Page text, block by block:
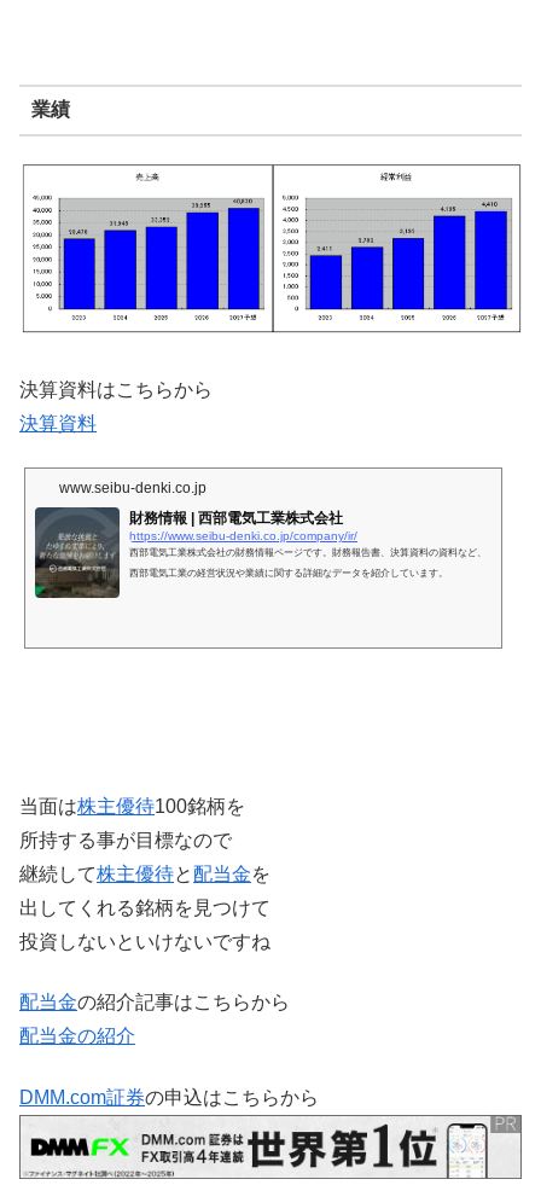
業績
決算資料はこちらから
決算資料
www.seibu-denki.co.jp
財務情報 | 西部電気工業株式会社
https://www.seibu-denki.co.jp/company/ir/
西部電気工業株式会社の財務情報ページです。財務報告書、決算資料の資料など、
西部電気工業の経営状況や業績に関する詳細なデータを紹介しています。
当面は株主優待100銘柄を
所持する事が目標なので
継続して株主優待と配当金を
出してくれる銘柄を見つけて
投資しないといけないですね
配当金の紹介記事はこちらから
配当金の紹介
DMM.com証券の申込はこちらから